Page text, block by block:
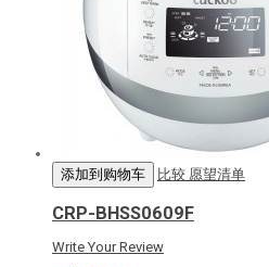
添加到购物车 比较 愿望清单
CRP-BHSS0609F
Write Your Review